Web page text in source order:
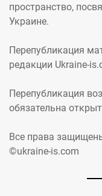
пространство,
Украине.
Перепубликация
редакции Ukraine-
Перепубликация
обязательна
Все права
©ukraine-is.com